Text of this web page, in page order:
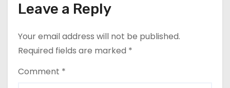
n
Leave a Reply
Your email address will not be published.
Required fields are marked *
Comment *